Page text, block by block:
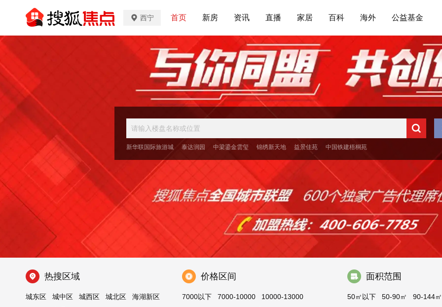
西宁 首页 新房 资讯 直播 家居 百科 海外 公益基金
新华联国际旅游城 泰达润园 中梁鎏金雲玺 锦绣新天地 益景佳苑 中国铁建梧桐苑
热搜区域
城东区 城中区 城西区 城北区
海湖新区
价格区间
7000以下 7000-10000
10000-13000
面积范围
50㎡以下 50-90㎡
90-144㎡